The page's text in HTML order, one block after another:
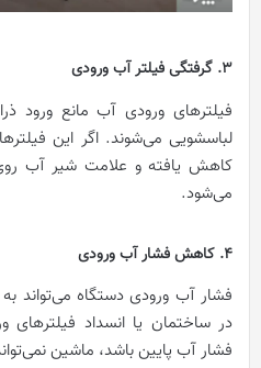
3. گرفتگی فیلتر آب ورودی
فیلترهای ورودی آب مانع ورود
لباسشویی می‌شوند. اگر این
کاهش یافته و علامت شیر آب
می‌شود.
4. کاهش فشار آب ورودی
فشار آب ورودی دستگاه می‌تواند
در ساختمان یا انسداد
فشار آب پایین باشد، ماشین